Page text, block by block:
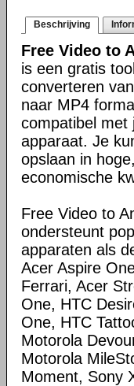
Beschrijving
Free Video to
is een gratis
converteren
naar MP4
compatibel met
apparaat. Je
opslaan in
economische
Free Video to
ondersteunt
apparaten als
Acer Aspire
Ferrari, Acer
One, HTC
One, HTC
Motorola
Motorola
Moment, Sony